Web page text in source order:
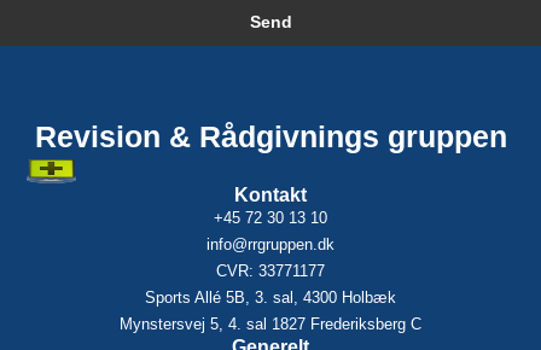
Send
Revision & Rådgivnings gruppen
Kontakt
+45 72 30 13 10
info@rrgruppen.dk
CVR: 33771177
Sports Allé 5B, 3. sal, 4300 Holbæk
Mynstersvej 5, 4. sal 1827 Frederiksberg C